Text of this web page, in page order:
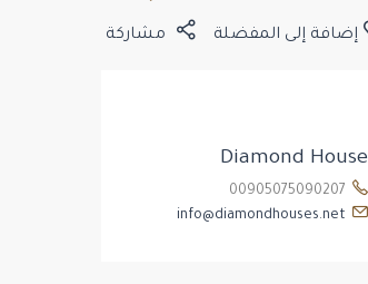
مشاركة إضافة إلى المفضلة
Diamond House
info@diamondhouses.net